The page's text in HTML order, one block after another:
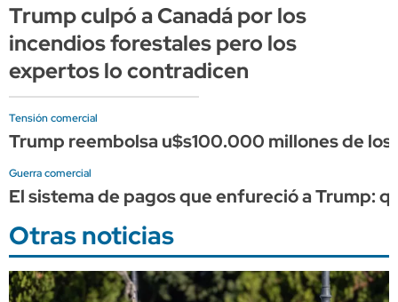
Trump culpó a Canadá por los
incendios forestales pero los
expertos lo contradicen
Tensión comercial
Trump reembolsa u$s100.000 millones de los
Guerra comercial
El sistema de pagos que enfureció a Trump:
Otras noticias